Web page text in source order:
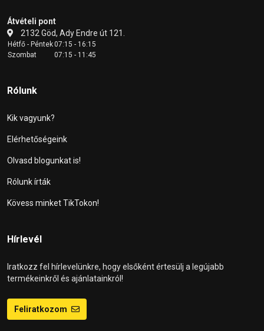
Átvételi pont
2132 Göd, Ady Endre út 121.
Hétfő - Péntek07:15 - 16:15
Szombat
07:15 - 11:45
Rólunk
Kik vagyunk?
Elérhetőségeink
Olvasd blogunkat is!
Rólunk írták
Kövess minket TikTokon!
Hírlevél
Iratkozz fel hírlevelünkre, hogy elsőként értesülj a legújabb
termékeinkről és ajánlatainkról!
Feliratkozom